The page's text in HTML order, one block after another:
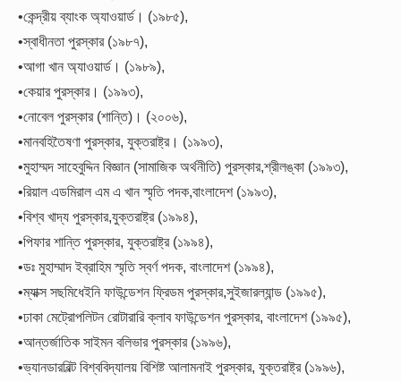
•কেন্দ্রীয় ব্যাংক অ্যাওয়ার্ড। (১৯৮৫),
•স্বাধীনতা পুরস্কার (১৯৮৭),
•আগা খান অ্যাওয়ার্ড। (১৯৮৯),
•কেয়ার পুরস্কার। (১৯৯৩),
•নোবেল পুরস্কার (শান্তি)। (২০০৬),
•মানবহিতৈষণা পুরস্কার, যুক্তরাষ্ট্র। (১৯৯৩),
•মুহাম্মদ সাহেবুদ্দিন বিজ্ঞান (সামাজিক অর্থনীতি) পুরস্কার,শ্রীলঙ্কা (১৯৯৩),
•রিয়াল এডমিরাল এম এ খান স্মৃতি পদক,বাংলাদেশ (১৯৯৩),
•বিশ্ব খাদ্য পুরস্কার,যুক্তরাষ্ট্র (১৯৯৪),
•পিফার শান্তি পুরস্কার, যুক্তরাষ্ট্র (১৯৯৪),
•ডঃ মুহাম্মাদ ইব্রাহিম স্মৃতি স্বর্ণ পদক, বাংলাদেশ (১৯৯৪),
•ম্যাক্স সছমিধেইনি ফাউন্ডেশন ফ্রিডম পুরস্কার,সুইজারল্যান্ড (১৯৯৫),
•ঢাকা মেট্রোপলিটন রোটারারি ক্লাব ফাউন্ডেশন পুরস্কার, বাংলাদেশ (১৯৯৫),
•আন্তর্জাতিক সাইমন বলিভার পুরস্কার (১৯৯৬),
•ভ্যানডারবিল্ট বিশ্ববিদ্যালয় বিশিষ্ট আলামনাই পুরস্কার, যুক্তরাষ্ট্র (১৯৯৬),